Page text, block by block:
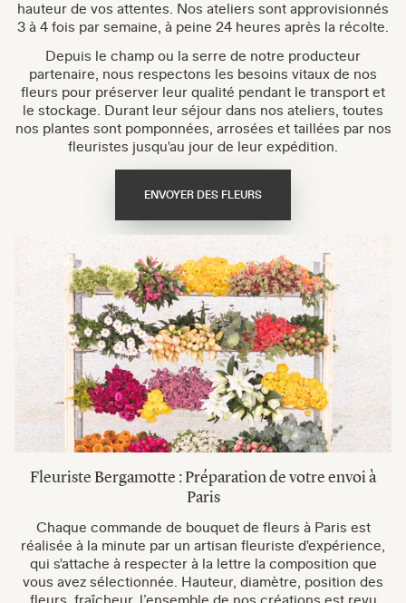
hauteur de vos attentes. Nos ateliers sont approvisionnés
3 à 4 fois par semaine, à peine 24 heures après la récolte.
Depuis le champ ou la serre de notre producteur
partenaire, nous respectons les besoins vitaux de nos
fleurs pour préserver leur qualité pendant le transport et
le stockage. Durant leur séjour dans nos ateliers, toutes
nos plantes sont pomponnées, arrosées et taillées par nos
fleuristes jusqu'au jour de leur expédition.
ENVOYER DES FLEURS
Fleuriste Bergamotte : Préparation de votre envoi à
Paris
Chaque commande de bouquet de fleurs à Paris est
réalisée à la minute par un artisan fleuriste d'expérience,
qui s'attache à respecter à la lettre la composition que
vous avez sélectionnée. Hauteur, diamètre, position des
fleurs, fraîcheur, l’ensemble de nos créations est revu